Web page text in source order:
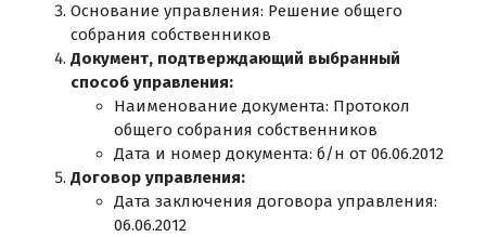
Основание управления: Решение общего
собрания собственников
Документ, подтверждающий выбранный
способ управления:
Наименование документа: Протокол
общего собрания собственников
Дата и номер документа: б/н от 06.06.2012
Договор управления:
Дата заключения договора управления:
06.06.2012